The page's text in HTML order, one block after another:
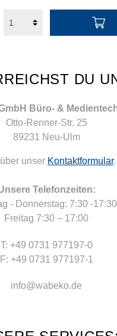
DU
Büro- &
Otto-Renner-Str. 25
89231 Neu-Ulm
unser Kontaktformular.
Telefonzeiten:
- Donnerstag: 7:30 -17:30
Freitag 7:30 – 17:00
T: +49 0731 977197-0
F: +49 0731 977197-1
info@wabeko.de